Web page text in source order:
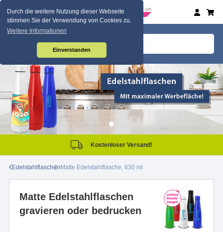
Durch die weitere Nutzung dieser Webseite
stimmen Sie der Verwendung von Cookies zu.
Weitere Informationen
Einverstanden
Kostenloser Versand!
EdelstahlflaschenMatte Edelstahlflasche, 630 ml
Matte Edelstahlflaschen
gravieren oder bedrucken